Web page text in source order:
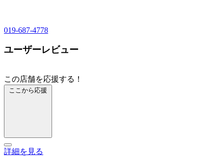
019-687-4778
ユーザーレビュー
この店舗を応援する！
ここから応援
詳細を見る